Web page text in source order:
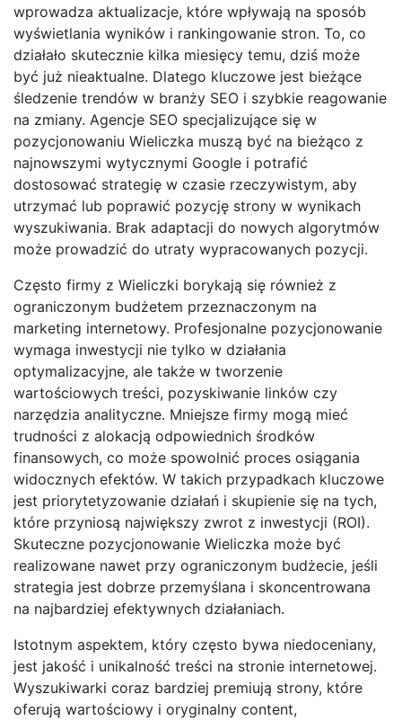
wprowadza aktualizacje, które wpływają na sposób
wyświetlania wyników i rankingowanie stron. To, co
działało skutecznie kilka miesięcy temu, dziś może
być już nieaktualne. Dlatego kluczowe jest bieżące
śledzenie trendów w branży SEO i szybkie reagowanie
na zmiany. Agencje SEO specjalizujące się w
pozycjonowaniu Wieliczka muszą być na bieżąco z
najnowszymi wytycznymi Google i potrafić
dostosować strategię w czasie rzeczywistym, aby
utrzymać lub poprawić pozycję strony w wynikach
wyszukiwania. Brak adaptacji do nowych algorytmów
może prowadzić do utraty wypracowanych pozycji.
Często firmy z Wieliczki borykają się również z
ograniczonym budżetem przeznaczonym na
marketing internetowy. Profesjonalne pozycjonowanie
wymaga inwestycji nie tylko w działania
optymalizacyjne, ale także w tworzenie
wartościowych treści, pozyskiwanie linków czy
narzędzia analityczne. Mniejsze firmy mogą mieć
trudności z alokacją odpowiednich środków
finansowych, co może spowolnić proces osiągania
widocznych efektów. W takich przypadkach kluczowe
jest priorytetyzowanie działań i skupienie się na tych,
które przyniosą największy zwrot z inwestycji (ROI).
Skuteczne pozycjonowanie Wieliczka może być
realizowane nawet przy ograniczonym budżecie, jeśli
strategia jest dobrze przemyślana i skoncentrowana
na najbardziej efektywnych działaniach.
Istotnym aspektem, który często bywa niedoceniany,
jest jakość i unikalność treści na stronie internetowej.
Wyszukiwarki coraz bardziej premiują strony, które
oferują wartościowy i oryginalny content,